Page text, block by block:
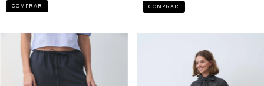
COMPRAR COMPRAR